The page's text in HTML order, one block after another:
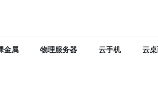
金属 物理服务器 云手机 云